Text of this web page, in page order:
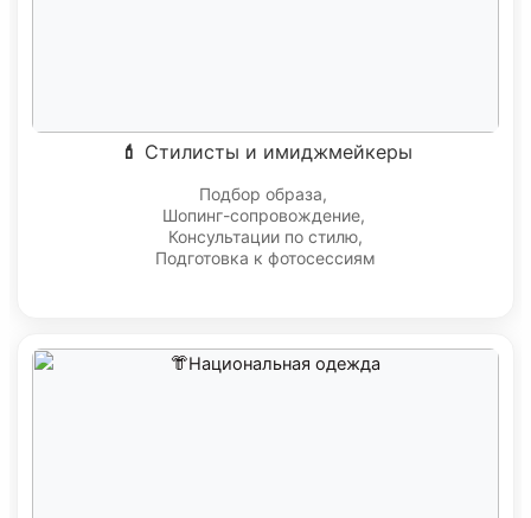
💄 Стилисты и имиджмейкеры
Подбор образа,
Шопинг-сопровождение,
Консультации по стилю,
Подготовка к фотосессиям